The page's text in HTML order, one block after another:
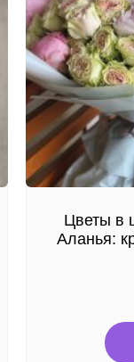
Цветы в
Аланья: